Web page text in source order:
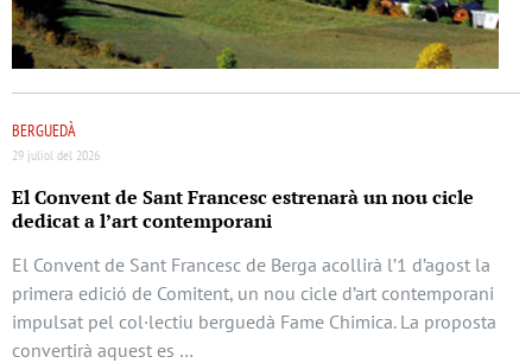
BERGUEDÀ
29 juliol del 2026
El Convent de Sant Francesc estrenarà un nou cicle
dedicat a l’art contemporani
El Convent de Sant Francesc de Berga acollirà l’1 d’agost la
primera edició de Comitent, un nou cicle d’art contemporani
impulsat pel col·lectiu berguedà Fame Chimica. La proposta
convertirà aquest es …